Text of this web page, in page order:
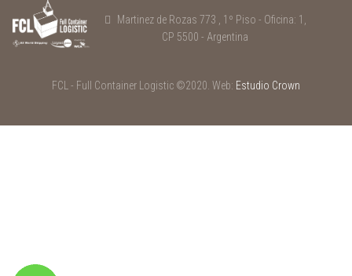
Martinez de Rozas 773 , 1º Piso - Oficina: 1,
CP 5500 - Argentina
FCL - Full Container Logistic ©2020. Web: Estudio Crown